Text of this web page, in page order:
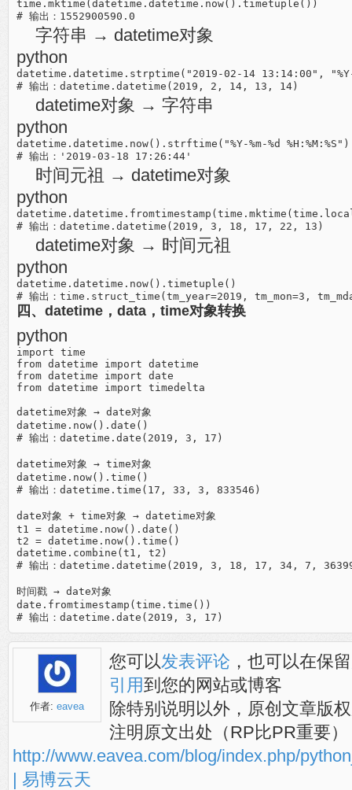
time.mktime(datetime.datetime.now().timetuple())
字符串 → datetime对象
python
datetime.datetime.strptime("2019-02-14 13:14:00", "%Y-
datetime对象 → 字符串
python
datetime.datetime.now().strftime("%Y-%m-%d %H:%M:%S")
时间元祖 → datetime对象
python
datetime对象 → 时间元祖
python
datetime.datetime.now().timetuple()
四、datetime，data，time对象转换
python
import time
from datetime import datetime
from datetime import date
from datetime import timedelta
datetime对象 → date对象
datetime.now().date()
# 输出：datetime.date(2019, 3, 17)
datetime对象 → time对象
datetime.now().time()
# 输出：datetime.time(17, 33, 3, 833546)
date对象 + time对象 → datetime对象
t1 = datetime.now().date()
t2 = datetime.now().time()
datetime.combine(t1, t2)
# 输出：datetime.datetime(2019, 3, 18, 17, 34, 7,
时间戳 → date对象
date.fromtimestamp(time.time())
作者: eavea
您可以发表评论 ，也可以在保留
引用到您的网站或博客
除特别说明以外，原创文章版
注明原文出处（RP比PR重要）
http://www.eavea.com/blog/index.php/
| 易博云天